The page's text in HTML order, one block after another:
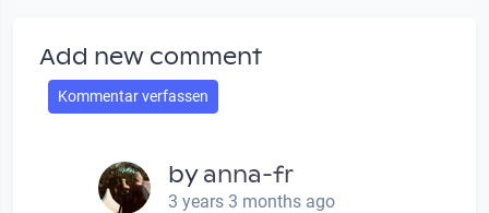
Add new comment
Kommentar verfassen
byanna-fr
3 years 3 months ago